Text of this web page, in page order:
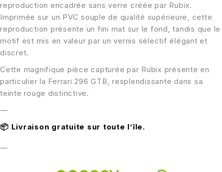
reproduction encadrée sans verre créée par Rubix.
Imprimée sur un PVC souple de qualité supérieure, cette
reproduction présente un fini mat sur le fond, tandis que le
motif est mis en valeur par un vernis sélectif élégant et
discret.
Cette magnifique pièce capturée par Rubix présente en
particulier la Ferrari 296 GTB, resplendissante dans sa
teinte rouge distinctive.
—
📦 Livraison gratuite sur toute l’île.
—